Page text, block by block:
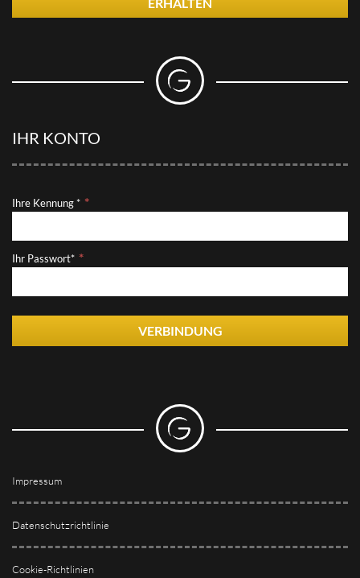
IHR KONTO
Ihre Kennung *
Ihr Passwort*
VERBINDUNG
Impressum
Datenschutzrichtlinie
Cookie-Richtlinien